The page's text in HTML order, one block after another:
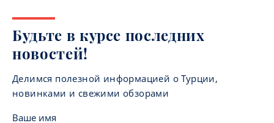
Будьте в курсе последних
новостей!
Делимся полезной информацией о Турции,
новинками и свежими обзорами